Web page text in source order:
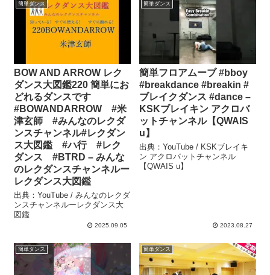
簡単ダンス
BOW AND ARROW レク
ダンス大図鑑220 簡単にお
どれるダンスです
#BOWANDARROW #米
津玄師 #みんなのレクダ
ンスチャンネル#レクダン
ス大図鑑 #ハ行 #レク
ダンス #BTRD – みんな
のレクダンスチャンネルー
レクダンス大図鑑
出典：YouTube / みんなのレクダ
ンスチャンネルーレクダンス大
図鑑
2025.09.05
簡単ダンス
簡単フロアムーブ #bboy
#breakdance #breakin #
ブレイクダンス #dance –
KSKブレイキン アクロバ
ットチャンネル【QWAIS
u】
出典：YouTube / KSKブレイキ
ン アクロバットチャンネル
【QWAIS u】
2023.08.27
簡単ダンス 簡単ダンス